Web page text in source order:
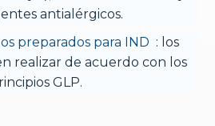
antialérgicos.
preparados para IND : los
realizar de acuerdo con los
GLP.